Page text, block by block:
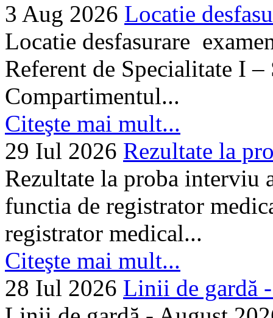
3 Aug 2026 Locatie
Locatie desfasurare
Referent de Specialitate I
Compartimentul...
Citeşte mai mult...
29 Iul 2026 Rezultate la
Rezultate la proba interviu
functia de registrator
registrator medical...
Citeşte mai mult...
28 Iul 2026 Linii de gardă